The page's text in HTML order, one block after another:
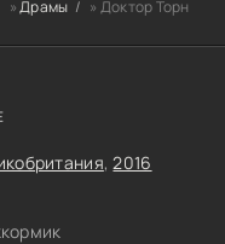
»Драмы » Доктор Торн
,2016